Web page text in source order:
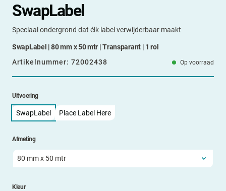
SwapLabel
Speciaal ondergrond dat élk label verwijderbaar maakt
SwapLabel | 80 mm x 50 mtr | Transparant | 1 rol
Artikelnummer: 72002438 Op voorraad
Uitvoering
SwapLabel Place Label Here
Afmeting
Kleur